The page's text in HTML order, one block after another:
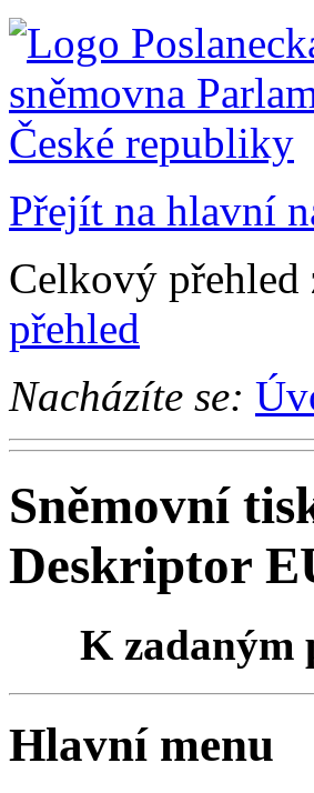
Přejít na hlavní
Celkový
přehled
Nacházíte se:
Sněmovní
Deskriptor
K
Hlavní menu